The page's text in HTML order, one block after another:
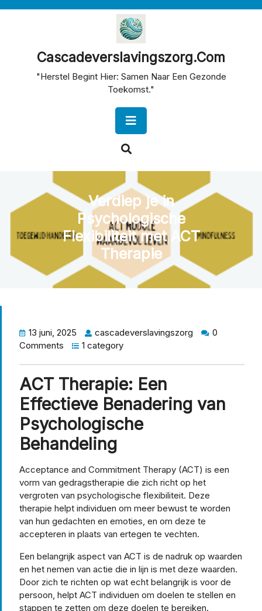
Cascadeverslavingszorg.com
"Herstel Begint Hier: Samen Naar Een Gezonde
Toekomst."
Button
Verdiep je in
Psychologische
Flexibiliteit met ACT
Therapie
13 juni, 2025 cascadeverslavingszorg
0
Comments
1 category
ACT Therapie: Een
Effectieve Benadering van
Psychologische
Behandeling
Acceptance and Commitment Therapy (ACT) is een
vorm van gedragstherapie die zich richt op het
vergroten van psychologische flexibiliteit. Deze
therapie helpt individuen om meer bewust te worden
van hun gedachten en emoties, en om deze te
accepteren in plaats van ertegen te vechten.
Een belangrijk aspect van ACT is de nadruk op waarden
en het nemen van actie die in lijn is met deze waarden.
Door zich te richten op wat echt belangrijk is voor de
persoon, helpt ACT individuen om doelen te stellen en
stappen te zetten om deze doelen te bereiken.